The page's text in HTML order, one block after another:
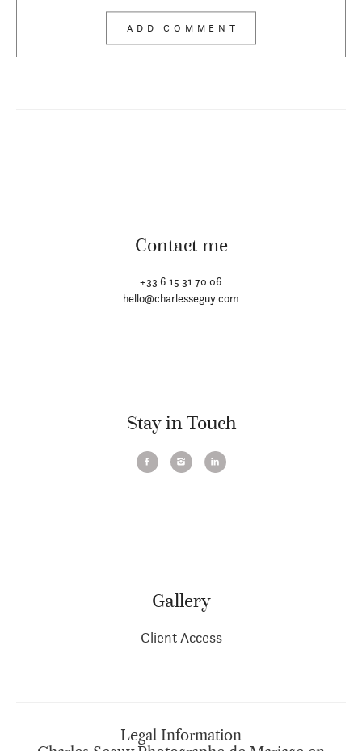
Contact me
+33 6 15 31 70 06
hello@charlesseguy.com
Stay in Touch
Gallery
Client Access
Legal Information